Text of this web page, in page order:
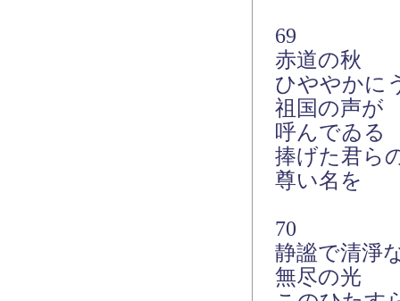
69
赤道の秋
ひややかに
祖国の声が
呼んでゐる
捧げた君ら
尊い名を
70
静謐で清淨
無尽の光